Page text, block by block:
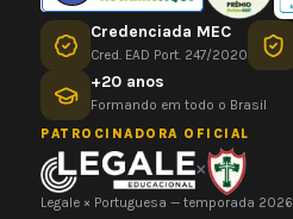
Credenciada MEC
Cred. EAD Port. 247/2020
+20 anos
Formando em todo o Brasil
PATROCINADORA OFICIAL
×
Legale × Portuguesa — temporada 2026